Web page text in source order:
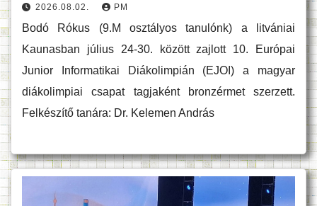
2026.08.02. PM
Bodó Rókus (9.M osztályos tanulónk) a litvániai
Kaunasban július 24-30. között zajlott 10. Európai
Junior Informatikai Diákolimpián (EJOI) a magyar
diákolimpiai csapat tagjaként bronzérmet szerzett.
Felkészítő tanára: Dr. Kelemen András